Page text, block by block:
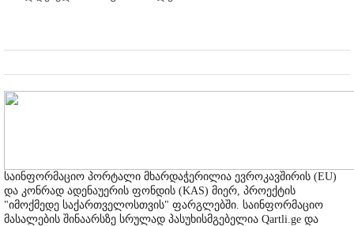
საინფორმაციო პორტალი მხარდაჭერილია ევროკავშირის (EU)
და კონრად ადენაუერის ფონდის (KAS) მიერ, პროექტის
"იმოქმედე საქართველოსთვის" ფარგლებში. საინფორმაციო
მასალების შინაარსზე სრულად პასუხისმგებელია Qartli.ge და